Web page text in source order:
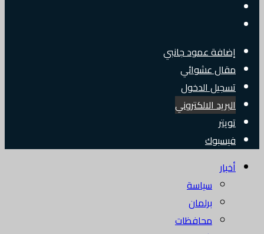
إضافة عمود جانبي
مقال عشوائي
تسجيل الدخول
البريد الالكتروني
تويتر
فيسبوك
أخبار
سياسة
برلمان
محافظات